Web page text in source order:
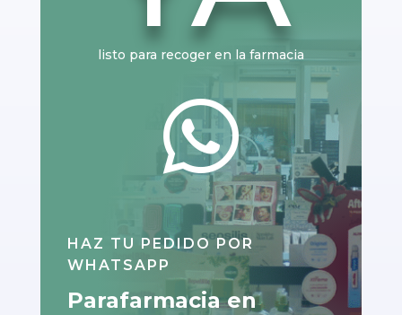
listo para recoger en la farmacia

HAZ TU PEDIDO POR
WHATSAPP
Parafarmacia en